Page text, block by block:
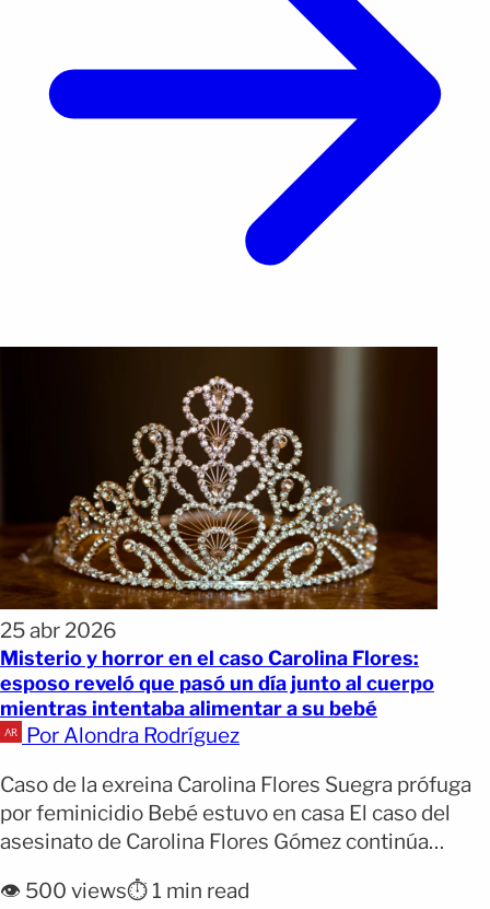
25 abr 2026
Misterio y horror en el caso Carolina Flores:
esposo reveló que pasó un día junto al cuerpo
mientras intentaba alimentar a su bebé
Por Alondra Rodríguez
Caso de la exreina Carolina Flores Suegra prófuga
por feminicidio Bebé estuvo en casa El caso del
asesinato de Carolina Flores Gómez continúa
revelarse que su esposo, Alejandro Sánchez
👁️ 500 views⏱️ 1 min read